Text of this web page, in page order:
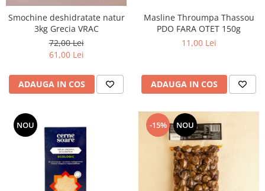
Smochine deshidratate natur
3kg Grecia VRAC
72,00 Lei
61,00 Lei
ADAUGA IN COS
Masline Throumpa Thassou
PDO FARA OTET 150g
11,00 Lei
ADAUGA IN COS
NOU -15% NOU